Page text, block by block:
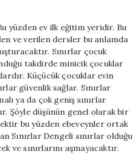
yüzden ev ilk eğitim yeridir. Bu
ve verilen dersler bu anlamda
Sınırlar çocuk
takdirde minicik çocuklar
Küçücük çocuklar evin
güvenlik sağlar. Sınırlar
ya da çok geniş sınırlar
Şöyle düşünün genel olarak bir
bu yüzden ebeveynler ortak
Sınırlar Dengeli sınırlar olduğu
ve sınırlarını aşmayacaktır.